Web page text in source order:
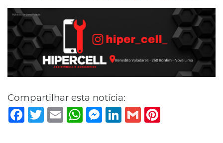
Compartilhar esta notícia:
Facebook
TwitterEmail WhatsAppMessenger
LinkedIn
Gmail